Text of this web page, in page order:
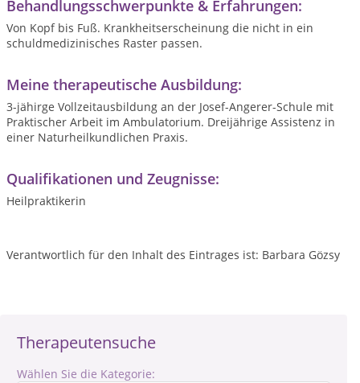
Therapeutensuche
Wählen Sie die Kategorie:
Behandlungsschwerpunkte & Erfahrungen:
Von Kopf bis Fuß. Krankheitserscheinung die nicht in ein
schuldmedizinisches Raster passen.
Meine therapeutische Ausbildung:
3-jähirge Vollzeitausbildung an der Josef-Angerer-Schule mit
Praktischer Arbeit im Ambulatorium. Dreijährige Assistenz in
einer Naturheilkundlichen Praxis.
Qualifikationen und Zeugnisse:
Heilpraktikerin
Verantwortlich für den Inhalt des Eintrages ist: Barbara Gözsy